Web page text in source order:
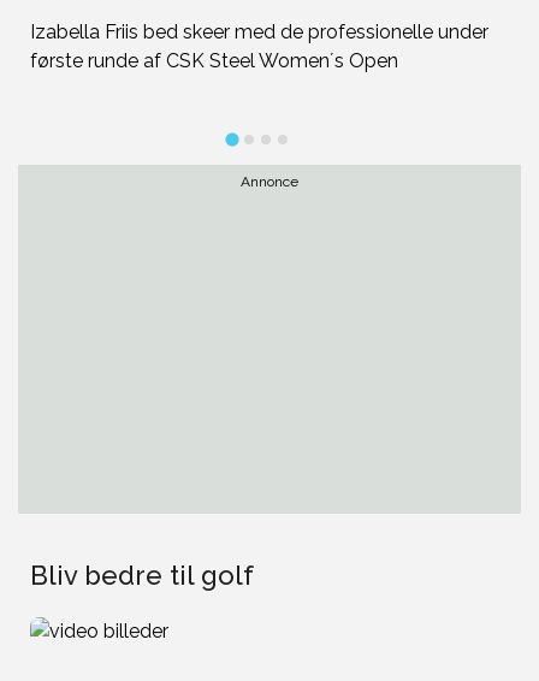
Izabella Friis bed skeer med de professionelle under
første runde af CSK Steel Women´s Open
Annonce
Bliv bedre til golf